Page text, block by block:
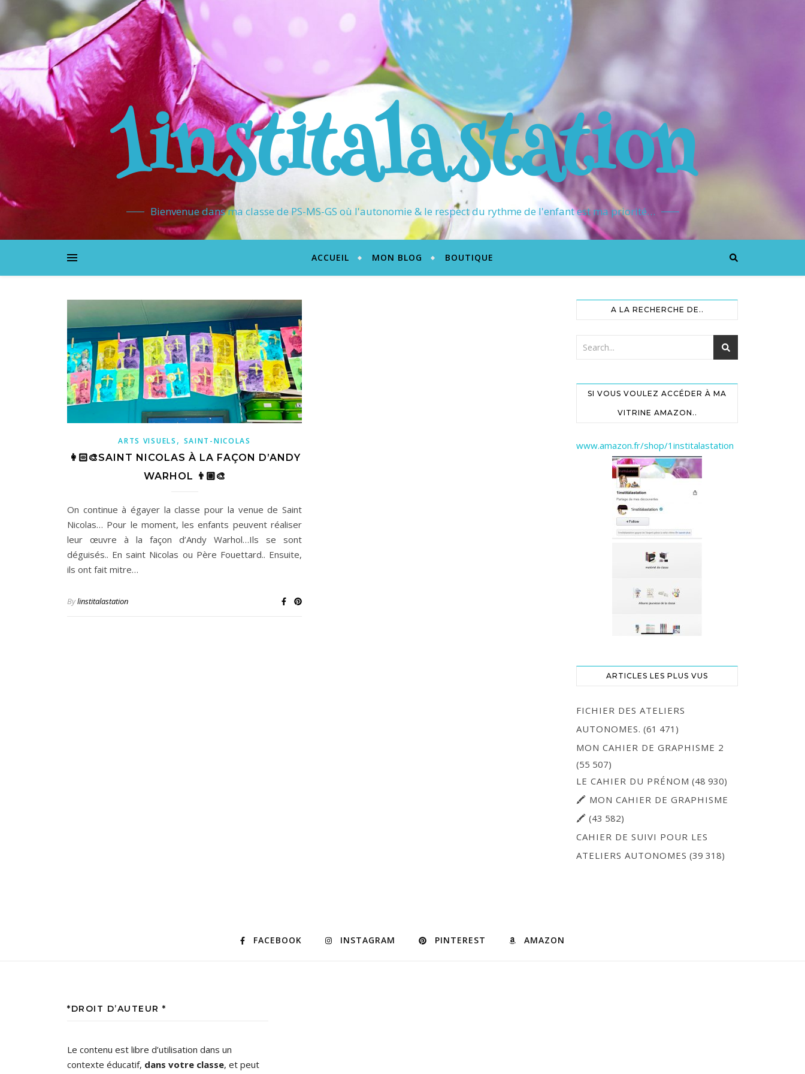
1institalastation
Bienvenue dans ma classe de PS-MS-GS où l'autonomie & le respect du rythme de l'enfant est ma priorité…
ACCUEIL MON BLOG BOUTIQUE
ARTS VISUELS , SAINT-NICOLAS
👩🏻‍🎨SAINT NICOLAS À LA FAÇON D’ANDY
WARHOL 👨🏼‍🎨
On continue à égayer la classe pour la venue de Saint
Nicolas… Pour le moment, les enfants peuvent réaliser
leur œuvre à la façon d’Andy Warhol…Ils se sont
déguisés.. En saint Nicolas ou Père Fouettard.. Ensuite,
ils ont fait mitre…
Bylinstitalastation
A LA RECHERCHE DE..
SI VOUS VOULEZ ACCÉDER À MA
VITRINE AMAZON..
www.amazon.fr/shop/1institalastation
ARTICLES LES PLUS VUS
FICHIER DES ATELIERS
AUTONOMES. (61 471)
MON CAHIER DE GRAPHISME 2
(55 507)
LE CAHIER DU PRÉNOM (48 930)
🖍 MON CAHIER DE GRAPHISME
🖍 (43 582)
CAHIER DE SUIVI POUR LES
ATELIERS AUTONOMES (39 318)
FACEBOOK INSTAGRAM PINTEREST AMAZON
*DROIT D’AUTEUR *
Le contenu est libre d’utilisation dans un
contexte éducatif, dans votre classe, et peut